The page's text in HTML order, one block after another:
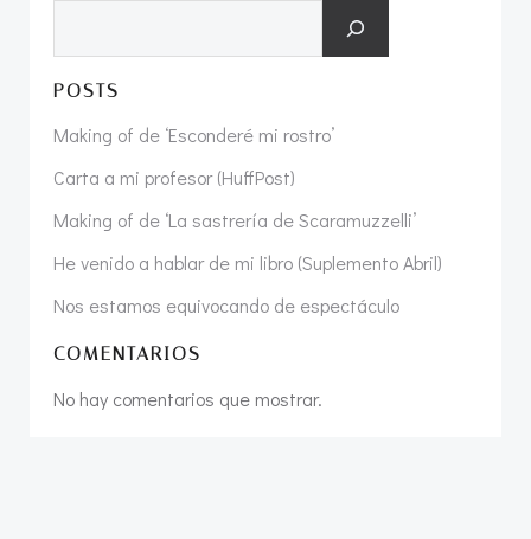
POSTS
Making of de ‘Esconderé mi rostro’
Carta a mi profesor (HuffPost)
Making of de ‘La sastrería de Scaramuzzelli’
He venido a hablar de mi libro (Suplemento Abril)
Nos estamos equivocando de espectáculo
COMENTARIOS
No hay comentarios que mostrar.